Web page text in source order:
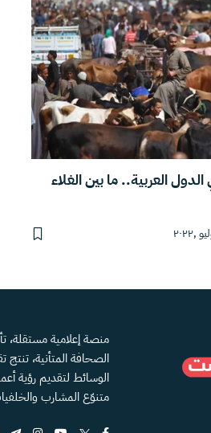
العربية.. ما بين الغلاء
الصحافة المتأنية،
الوسائط لتقديم رؤية
متنوّع المشارب